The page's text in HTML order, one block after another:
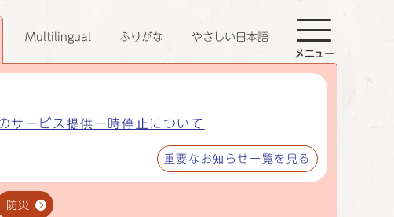
サービス提供一時停止について
重要なお知らせ一覧を見る
防災
Multilingual ふりがな やさしい日本語
メニュー